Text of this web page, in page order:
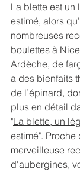
La blette est un
estimé, alors
nombreuses
boulettes à
Ardèche, de
a des bienfaits
de l’épinard,
plus en détail
"La blette, un
estimé". Proche
merveilleuse
d'aubergines,